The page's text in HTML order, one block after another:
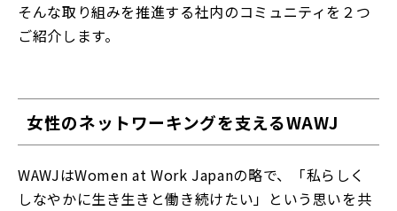
そんな取り組みを推進する社内のコミュニティを２つ
ご紹介します。
女性のネットワーキングを支えるWAWJ
WAWJはWomen at Work Japanの略で、「私らしく
しなやかに生き生きと働き続けたい」という思いを共